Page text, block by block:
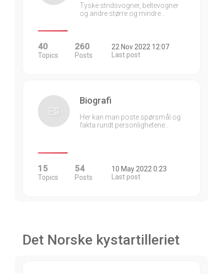
Tyske stridsvogner, beltevogner
og andre større og mindre…
40
Topics
260
Posts
22 Nov 2022 12:07
Last post
Biografi
Her kan man poste spørsmål og
fakta rundt personlighetene…
15
Topics
54
Posts
10 May 2022 0:23
Last post
Det Norske kystartilleriet